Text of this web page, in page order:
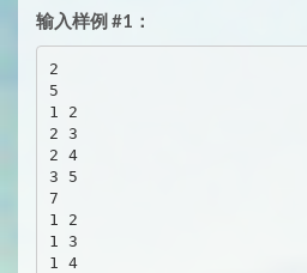
输入样例 #1：
2
5
1 2
2 3
2 4
3 5
7
1 2
1 3
1 4